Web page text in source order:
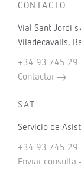
CONTACTO
Vial Sant Jordi
Viladecavalls,
+34 93 745 29
Contactar
SAT
Servicio de
+34 93 745 29
Enviar consulta